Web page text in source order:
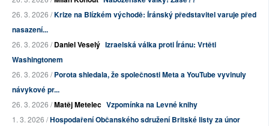
26. 3. 2026 /Krize na Blízkém východě: Íránský představitel varuje před
nasazení...
26. 3. 2026 /Daniel Veselý Izraelská válka proti Íránu: Vrtěti
Washingtonem
26. 3. 2026 /Porota shledala, že společnosti Meta a YouTube vyvinuly
návykové pr...
26. 3. 2026 /Matěj Metelec Vzpomínka na Levné knihy
1. 3. 2026 /Hospodaření Občanského sdružení Britské listy za únor